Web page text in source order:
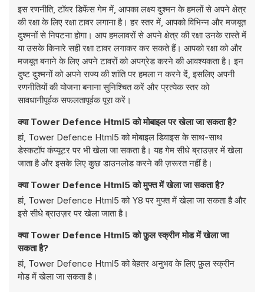
इस रणनीति, टॉवर डिफेंस गेम में, आपका लक्ष्य दुश्मन के हमलों से अपने क्षेत्र
की रक्षा के लिए रक्षा टावर लगाना है। हर स्तर में, आपको विभिन्न और मजबूत
दुश्मनों से निपटना होगा। आप हमलावरों से अपने क्षेत्र की रक्षा उनके रास्ते में
या उसके किनारे सही रक्षा टावर लगाकर कर सकते हैं। आपको रक्षा को और
मजबूत बनाने के लिए अपने टावरों को अपग्रेड करने की आवश्यकता है। इन
दुष्ट दुश्मनों को अपने राज्य की शांति पर हमला न करने दें, इसलिए अपनी
रणनीतियों की योजना बनाना सुनिश्चित करें और प्रत्येक स्तर को
सावधानीपूर्वक सफलतापूर्वक पूरा करें।
क्या Tower Defence Html5 को मोबाइल पर खेला जा सकता है?
हां, Tower Defence Html5 को मोबाइल डिवाइस के साथ-साथ
डेस्कटॉप कंप्यूटर पर भी खेला जा सकता है। यह गेम सीधे ब्राउज़र में खेला
जाता है और इसके लिए कुछ डाउनलोड करने की ज़रूरत नहीं है।
क्या Tower Defence Html5 को मुफ्त में खेला जा सकता है?
हां, Tower Defence Html5 को Y8 पर मुफ्त में खेला जा सकता है और
इसे सीधे ब्राउज़र पर खेला जाता है।
क्या Tower Defence Html5 को फ़ुल स्क्रीन मोड में खेला जा
सकता है?
हां, Tower Defence Html5 को बेहतर अनुभव के लिए फ़ुल स्क्रीन
मोड में खेला जा सकता है।